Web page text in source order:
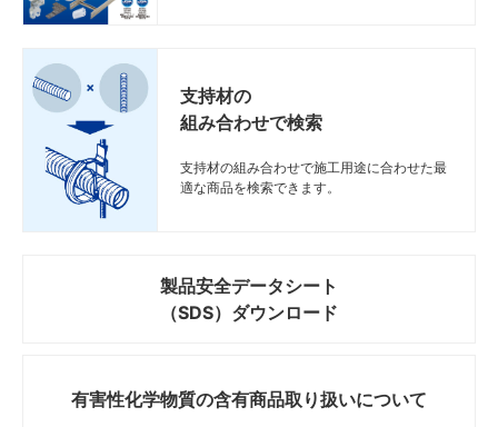
支持材の
組み合わせで検索
支持材の組み合わせで施工用途に合わせた最
適な商品を検索できます。
製品安全データシート
（SDS）ダウンロード
有害性化学物質の含有商品取り扱いについて